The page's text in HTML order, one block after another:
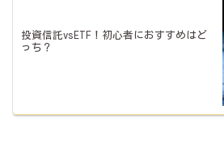
投資信託vsETF！初心者におすすめはど
っち？